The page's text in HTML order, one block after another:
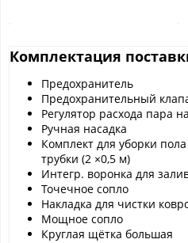
Комплектация
Предохранитель
Предохранительный
Регулятор расхода пара
Ручная насадка
Комплект для уборки
трубки (2 ×0,5 м)
Интегр. воронка для
Точечное сопло
Накладка для чистки
Мощное сопло
Круглая щётка большая